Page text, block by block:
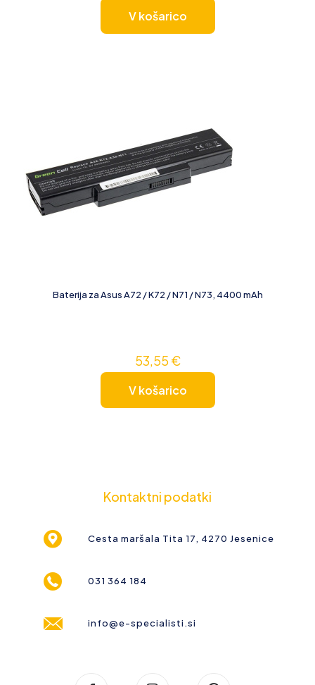
V košarico
Baterija za Asus A72 / K72 / N71 / N73, 4400 mAh
53,55 €
V košarico
Kontaktni podatki
Cesta maršala Tita 17, 4270 Jesenice
031 364 184
info@e-specialisti.si